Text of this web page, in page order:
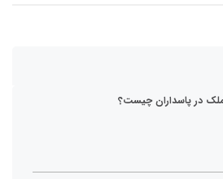
در پاسداران چیست؟